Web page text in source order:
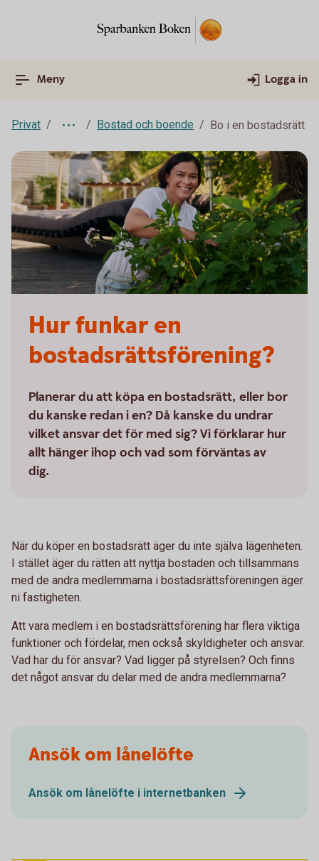
Meny Logga in
Privat Bostad och boende Bo i en bostadsrätt
Hur funkar en
bostadsrättsförening?
Planerar du att köpa en bostadsrätt, eller bor
du kanske redan i en? Då kanske du undrar
vilket ansvar det för med sig? Vi förklarar hur
allt hänger ihop och vad som förväntas av
dig.
När du köper en bostadsrätt äger du inte själva lägenheten.
I stället äger du rätten att nyttja bostaden och tillsammans
med de andra medlemmarna i bostadsrättsföreningen äger
ni fastigheten.
Att vara medlem i en bostadsrättsförening har flera viktiga
funktioner och fördelar, men också skyldigheter och ansvar.
Vad har du för ansvar? Vad ligger på styrelsen? Och finns
det något ansvar du delar med de andra medlemmarna?
Ansök om lånelöfte
Ansök om lånelöfte i internetbanken